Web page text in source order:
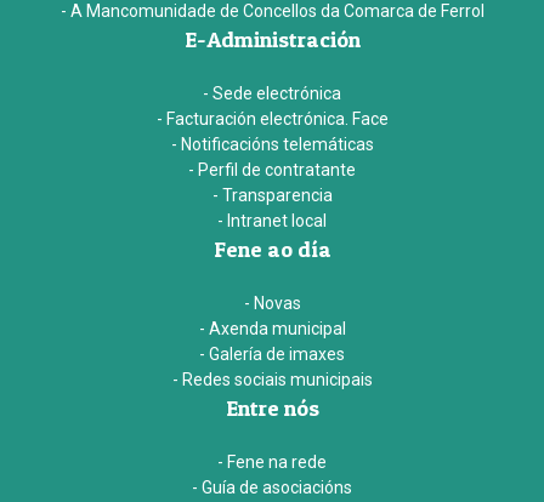
- A Mancomunidade de Concellos da Comarca de Ferrol
E-Administración
- Sede electrónica
- Facturación electrónica. Face
- Notificacións telemáticas
- Perfil de contratante
- Transparencia
- Intranet local
Fene ao día
- Novas
- Axenda municipal
- Galería de imaxes
- Redes sociais municipais
Entre nós
- Fene na rede
- Guía de asociacións